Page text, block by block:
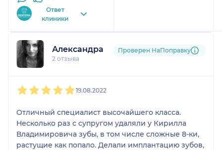
заслуживают
уважения. Приятная
чувствуется
надёжность и высокая
квалификация врача.
клинику Denteria.
Ответ
клиники
Александра
2 отзыва
Проверен НаПоправку
19.08.2022
Отличный специалист высочайшего класса.
Несколько раз с супругом удаляли у Кирилла
Владимировича зубы, в том числе сложные 8-ки,
растущие как попало. Делали имплантацию зубов,